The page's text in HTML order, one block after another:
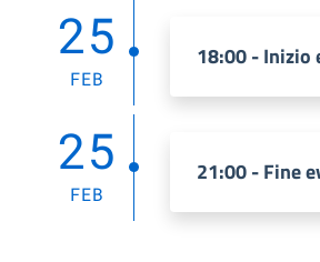
25
FEB
18:00 - Inizio
25
FEB
21:00 - Fine